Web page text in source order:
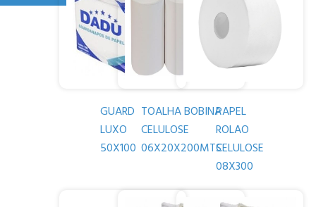
GUARD
LUXO
50X100
TOALHA BOBINA
CELULOSE
06X20X200MTS
PAPEL
ROLAO
CELULOSE
08X300